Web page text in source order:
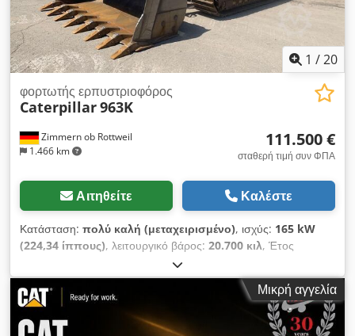
στην Τουρκία
1 /20
Zimmern ob Rottweil
1.466 km
φορτωτής ερπυστριοφόρος
Caterpillar963K
111.500 €
σταθερή τιμή συν ΦΠΑ
Αιτηθείτε Καλέστε
Κατάσταση: πολύ καλή (μεταχειρισμένο), ισχύς: 165 kW
(224,34 ίππους), λειτουργικό βάρος: 20.700 κιλ, Έτος
, ώρες λειτουργίας:
κλιματισμός, CATERPILLAR 963K Έτος κατασκευής: 2019
Ώρες λειτουργίας: 8.171 ώρες Djdpeznirpjfx Ak Hsck Κλειστή
καμπίνα Κλιματισμός Ραδιόφωνο Κάμερα οπισθοπορείας
Κουβάς με δόντια Σύστημα τροχών με διατήρηση της
Μικρή αγγελία